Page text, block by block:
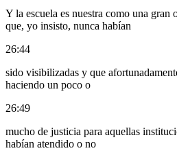
Y la escuela es nuestra como una gran
que, yo insisto, nunca habían
26:44
sido visibilizadas y que
haciendo un poco o
26:49
mucho de justicia para aquellas
habían atendido o no